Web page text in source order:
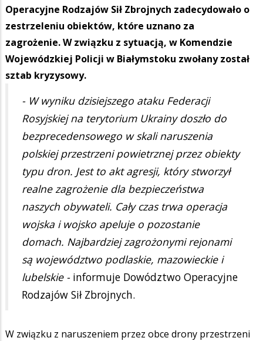
Operacyjne Rodzajów Sił Zbrojnych zadecydowało o
zestrzeleniu obiektów, które uznano za
zagrożenie. W związku z sytuacją, w Komendzie
Wojewódzkiej Policji w Białymstoku zwołany został
sztab kryzysowy.
- W wyniku dzisiejszego ataku Federacji
Rosyjskiej na terytorium Ukrainy doszło do
bezprecedensowego w skali naruszenia
polskiej przestrzeni powietrznej przez obiekty
typu dron. Jest to akt agresji, który stworzył
realne zagrożenie dla bezpieczeństwa
naszych obywateli. Cały czas trwa operacja
wojska i wojsko apeluje o pozostanie
domach. Najbardziej zagrożonymi rejonami
są województwo podlaskie, mazowieckie i
lubelskie - informuje Dowództwo Operacyjne
Rodzajów Sił Zbrojnych.
W związku z naruszeniem przez obce drony przestrzeni